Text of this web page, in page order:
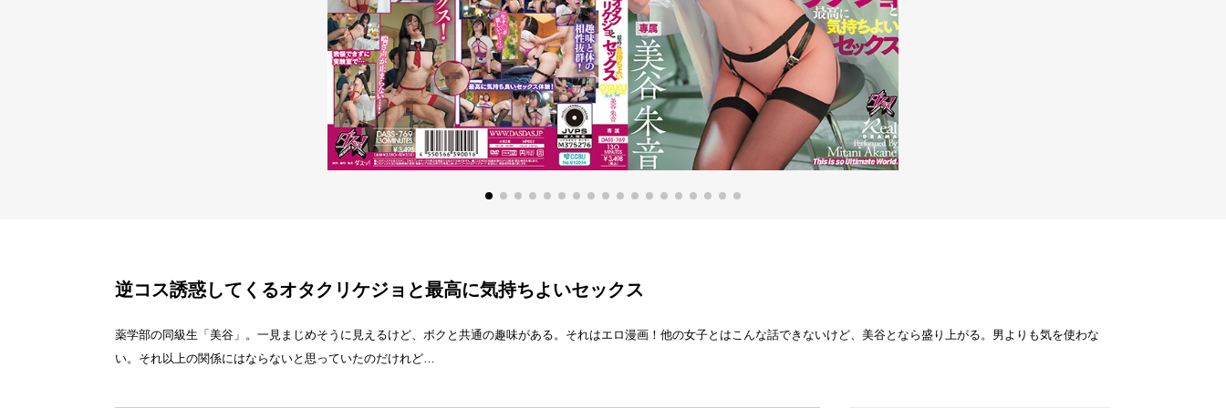
逆コス誘惑してくるオタクリケジョと最高に気持ちよいセックス
薬学部の同級生「美谷」。一見まじめそうに見えるけど、ボクと共通の趣味がある。それはエロ漫画！他の女子とはこんな話できないけど、美谷となら盛り上がる。男よりも気を使わな
い。それ以上の関係にはならないと思っていたのだけれど…